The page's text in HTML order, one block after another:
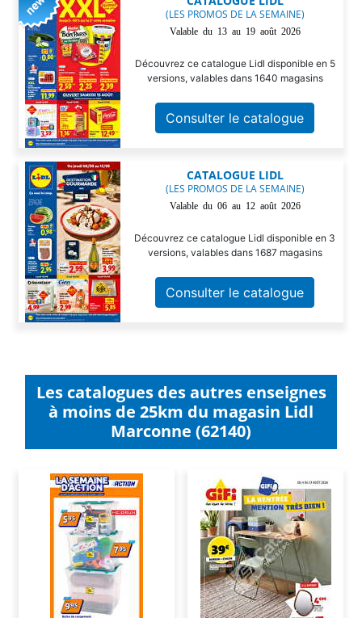
(LES PROMOS DE LA SEMAINE)
Valable du 13 au 19 août 2026
Découvrez ce catalogue Lidl disponible en 5
versions, valables dans 1640 magasins
Consulter le catalogue
CATALOGUE LIDL
(LES PROMOS DE LA SEMAINE)
Valable du 06 au 12 août 2026
Découvrez ce catalogue Lidl disponible en 3
versions, valables dans 1687 magasins
Consulter le catalogue
Les catalogues des autres enseignes
à moins de 25km du magasin Lidl
Marconne (62140)